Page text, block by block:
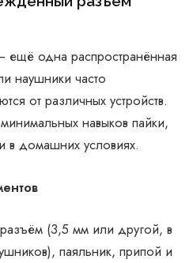
одна распространённая
наушники часто
от различных устройств.
навыков пайки,
в домашних условиях.
(3,5 мм или другой, в
паяльник, припой и